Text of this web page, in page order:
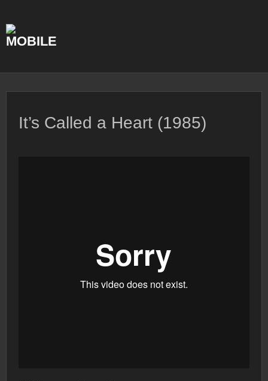
content
It’s Called a Heart (1985)